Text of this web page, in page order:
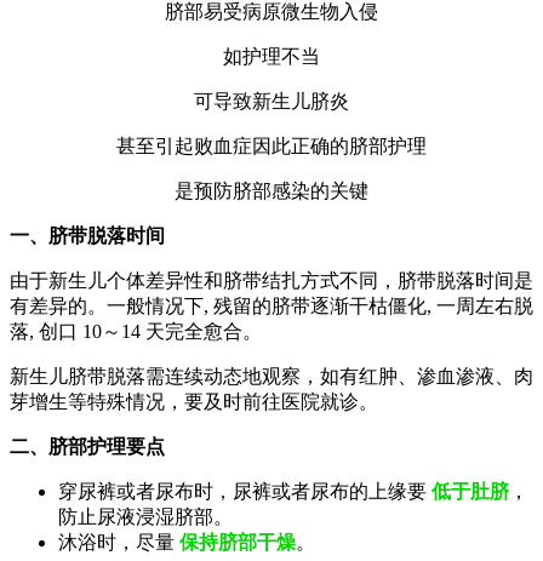
脐部易受病原微生物入侵
如护理不当
可导致新生儿脐炎
甚至引起败血症因此正确的脐部护理
是预防脐部感染的关键
一、脐带脱落时间
由于新生儿个体差异性和脐带结扎方式不同，脐带脱落时间是
有差异的。一般情况下, 残留的脐带逐渐干枯僵化, 一周左右脱
落, 创口 10～14 天完全愈合。
新生儿脐带脱落需连续动态地观察，如有红肿、渗血渗液、肉
芽增生等特殊情况，要及时前往医院就诊。
二、脐部护理要点
穿尿裤或者尿布时，尿裤或者尿布的上缘要 低于肚脐 ，
防止尿液浸湿脐部。
沐浴时，尽量 保持脐部干燥。